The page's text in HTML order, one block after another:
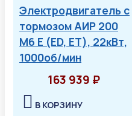
Электродвигатель с
тормозом АИР 200
М6 Е (ED, ET), 22кВт,
1000об/мин
163 939 ₽
В КОРЗИНУ